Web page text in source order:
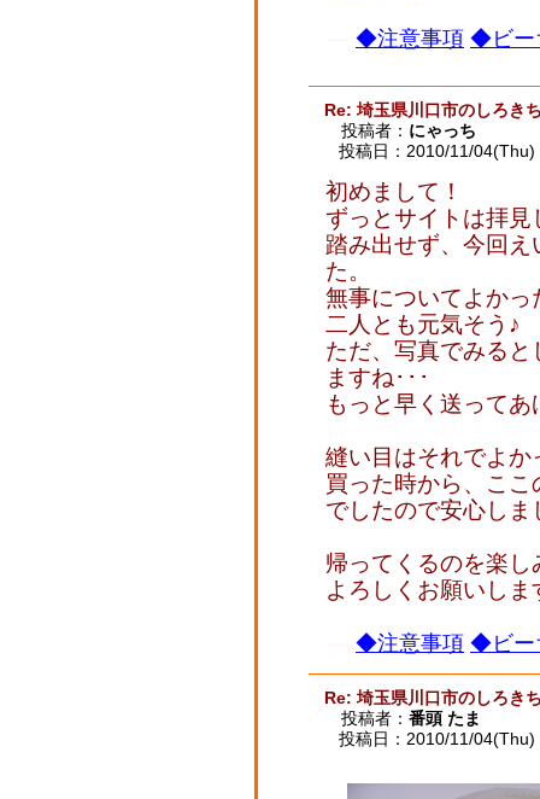
◆注意事項 ◆ビー
Re: 埼玉県川口市のしろき
投稿者： にゃっち
投稿日：2010/11/
初めまして！
ずっとサイトは拝
踏み出せず、今回
た。
無事についてよかっ
二人とも元気そう♪
ただ、写真でみる
ますね･･･
もっと早く送って
縫い目はそれでよか
買った時から、こ
でしたので安心しま
帰ってくるのを楽
よろしくお願いしま
◆注意事項 ◆ビー
Re: 埼玉県川口市のしろき
投稿者： 番頭 たま
投稿日：2010/11/